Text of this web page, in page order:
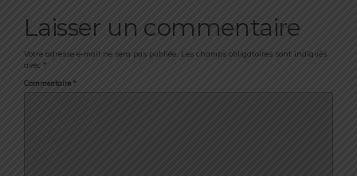
Laisser un commentaire
Votre adresse e-mail ne sera pas publiée. Les champs obligatoires sont indiqués
avec *
Commentaire *